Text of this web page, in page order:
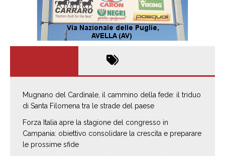
Mugnano del Cardinale, il cammino della fede: il triduo
di Santa Filomena tra le strade del paese
Forza Italia apre la stagione del congresso in
Campania: obiettivo consolidare la crescita e preparare
le prossime sfide